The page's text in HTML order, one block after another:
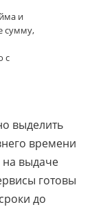
и
сумму,
с
выделить
времени
выдаче
готовы
до